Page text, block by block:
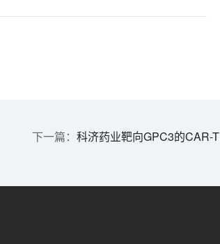
科济药业靶向GPC3的CAR-T产品获批临床